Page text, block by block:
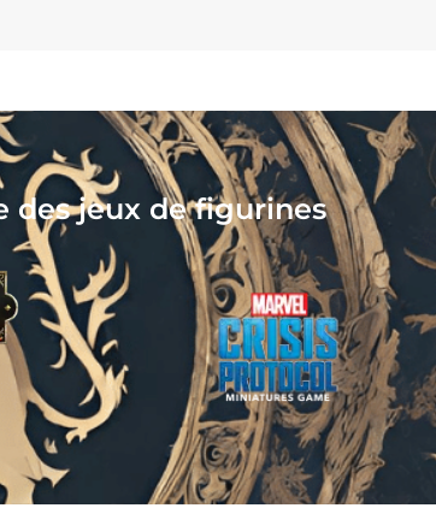
jouez, lisez :
vous attend !